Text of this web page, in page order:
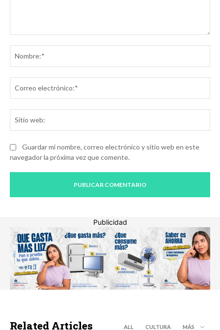
Guardar mi nombre, correo electrónico y sitio web en este
navegador la próxima vez que comente.
Publicidad
Related Articles ALL CULTURA MÁS